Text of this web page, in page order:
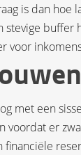
is dan
stevige
voor
met een
voordat er